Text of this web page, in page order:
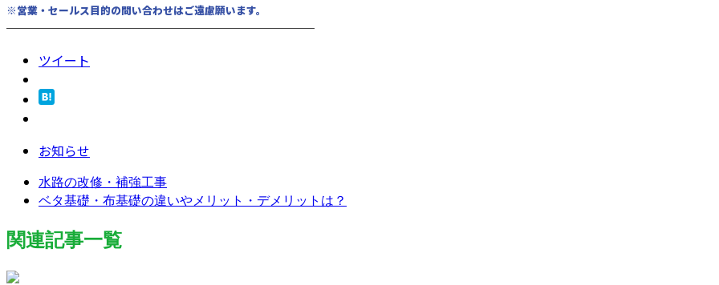
※営業・セールス目的の問い合わせはご遠慮願います。
────────────────────────
ツイート
お知らせ
水路の改修・補強工事
ベタ基礎・布基礎の違いやメリット・デメリットは？
関連記事一覧